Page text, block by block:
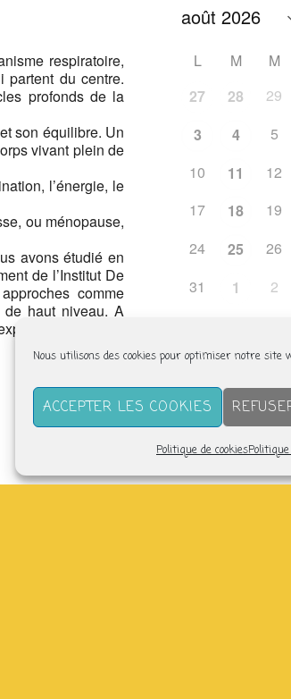
Nous utilisons des cookies pour optimiser notre site
ACCEPTER LES COOKIES
Politique de cookies
respiratoire,
partent du centre.
profonds de la
son équilibre. Un
vivant plein de
l’énergie, le
ou ménopause,
avons étudié en
de l’Institut De
comme
de haut niveau. A
encore, car
L M M
27
28 29
3
4 5
10
11 12
17
18 19
24
25 26
31
1 2